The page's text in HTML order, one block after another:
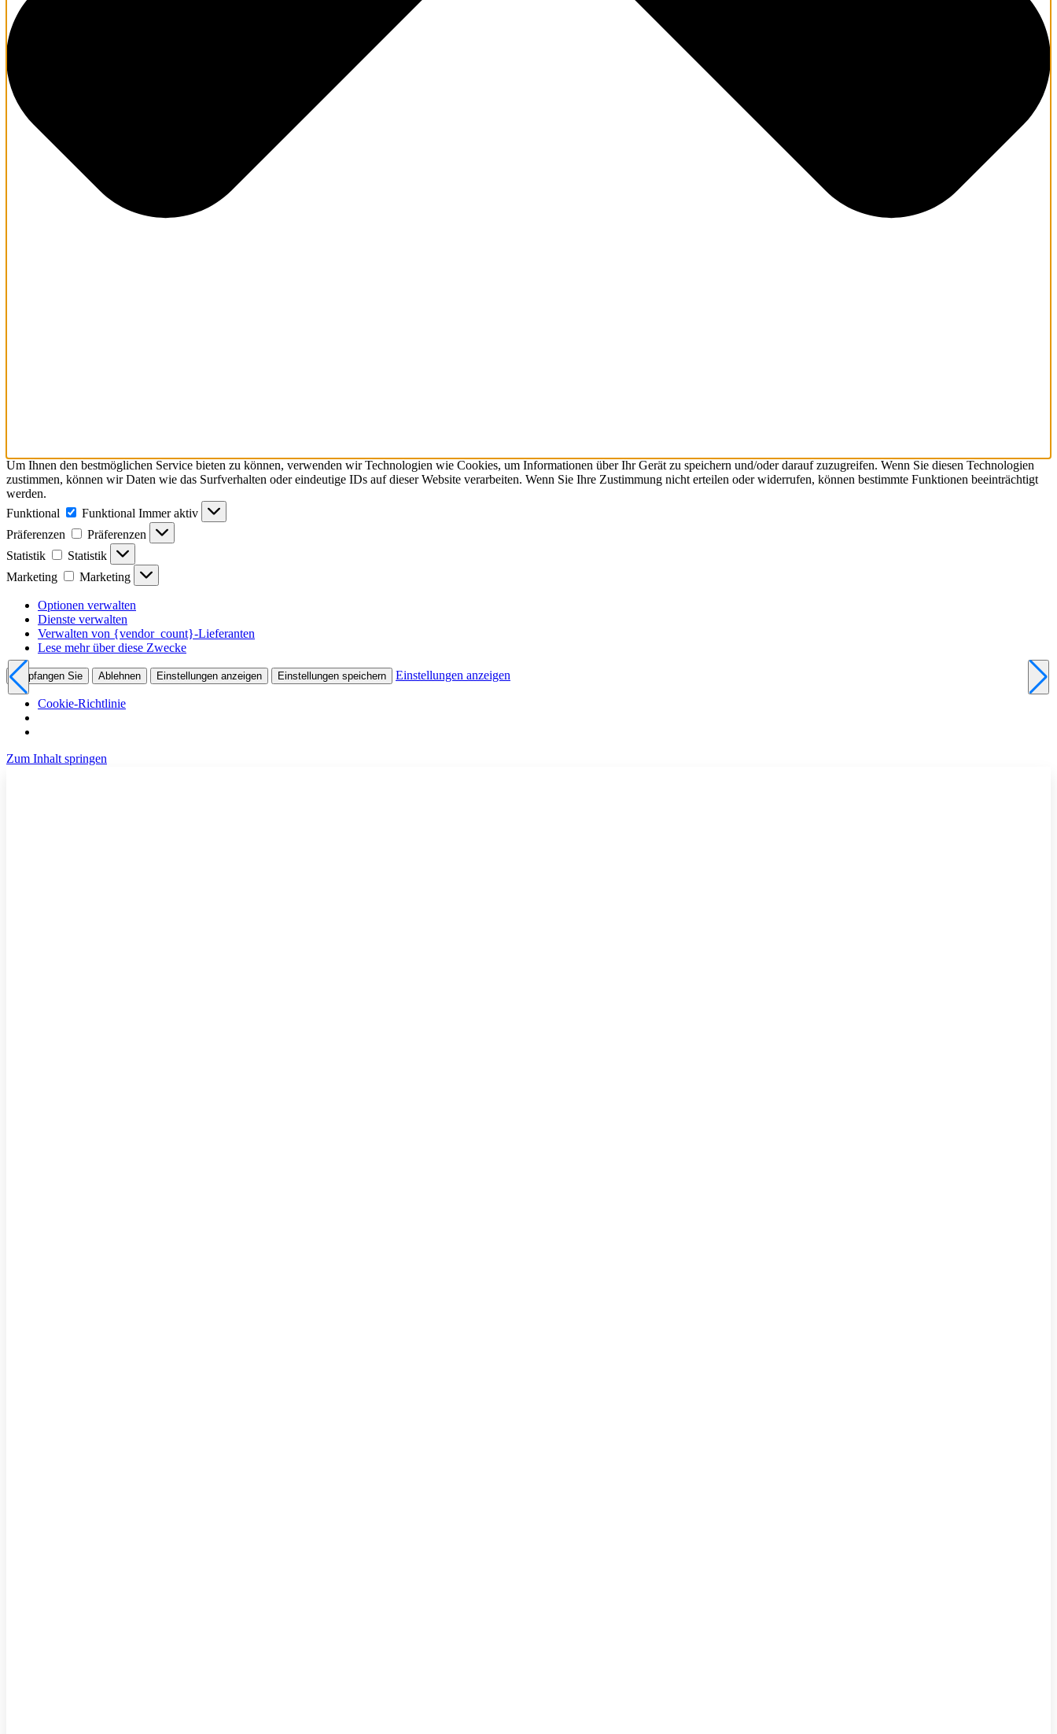
Um Ihnen den bestmöglichen Service bieten zu können, verwenden wir Technologien wie Cookies, um Informationen über Ihr Gerät zu speichern und/oder darauf zuzugreifen. Wenn Sie diesen Technologien
zustimmen, können wir Daten wie das Surfverhalten oder eindeutige IDs auf dieser Website verarbeiten. Wenn Sie Ihre Zustimmung nicht erteilen oder widerrufen, können bestimmte Funktionen beeinträchtigt
werden.
Funktional
Funktional Immer aktiv
Präferenzen
Präferenzen
Statistik
Statistik
Marketing
Marketing
Optionen verwalten
Dienste verwalten
Verwalten von {vendor_count}-Lieferanten
Lese mehr über diese Zwecke
Empfangen Sie Ablehnen Einstellungen anzeigen Einstellungen speichern Einstellungen anzeigen
Cookie-Richtlinie
Zum Inhalt springen